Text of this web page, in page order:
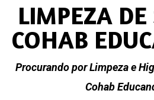
LIMPEZA
COHAB
Procurando por Limpeza e
Cohab